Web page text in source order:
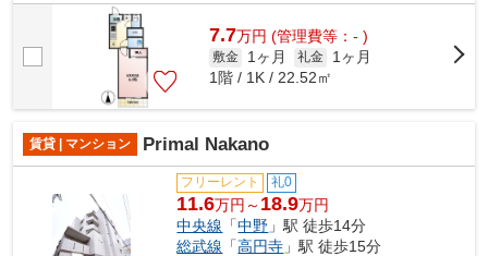
しい物件ではありませんが、不便な点は...
7.7万円 (管理費等：- )
敷金 1ヶ月 礼金
1ヶ月
1階 / 1K / 22.52㎡
賃貸 | マンション Primal Nakano
フリーレント 礼0
11.6万円～ 18.9万円
中央線 「中野 」駅 徒歩14分
総武線 「高円寺 」駅 徒歩15分